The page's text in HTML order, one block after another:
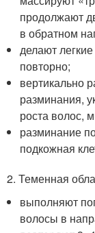
продолжают
в обратном
делают
повторно;
вертикально
разминания,
роста волос,
разминание
подкожная
2. Теменная
выполняют
волосы в